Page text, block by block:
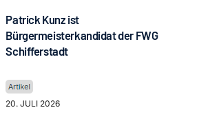
Patrick Kunz ist
Bürgermeisterkandidat der FWG
Schifferstadt
20. JULI 2026